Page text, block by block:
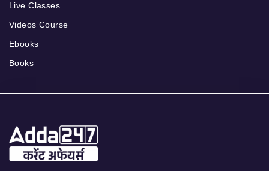
Live Classes
Videos Course
Ebooks
Books